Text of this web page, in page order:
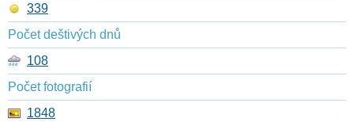
339
Počet deštivých dnů
108
Počet fotografií
1848